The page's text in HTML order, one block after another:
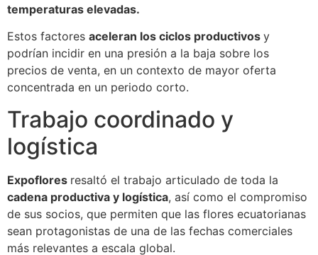
temperaturas elevadas.
Estos factores aceleran los ciclos productivos y
podrían incidir en una presión a la baja sobre los
precios de venta, en un contexto de mayor oferta
concentrada en un periodo corto.
Trabajo coordinado y
logística
Expoflores resaltó el trabajo articulado de toda la
cadena productiva y logística, así como el compromiso
de sus socios, que permiten que las flores ecuatorianas
sean protagonistas de una de las fechas comerciales
más relevantes a escala global.